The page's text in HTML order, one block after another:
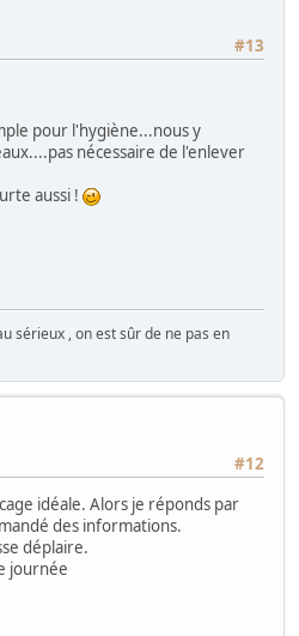
#13
pour l'hygiène...nous y
nécessaire de l'enlever
aussi !
sérieux , on est sûr de ne pas en
#12
idéale. Alors je réponds par
des informations.
déplaire.
journée